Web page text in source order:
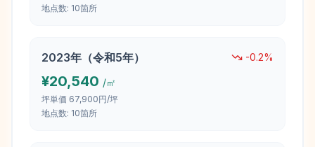
地点数: 10箇所
2023年（令和5年） -0.2%
¥20,540 /㎡
坪単価 67,900円/坪
地点数: 10箇所